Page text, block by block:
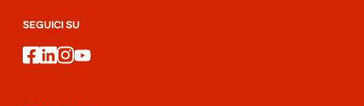
SEGUICI SU
facebook
linkedin
instagram
youtube